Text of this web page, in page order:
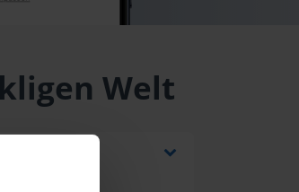
Welt